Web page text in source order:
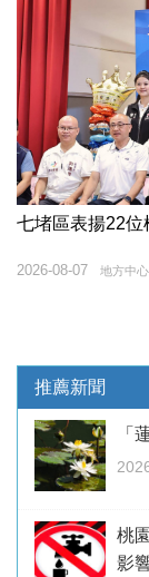
七堵區表揚22
地方中
2026-08-07
推薦新聞
「
桃
影